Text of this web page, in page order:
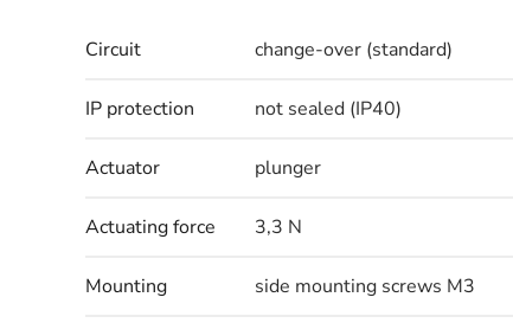
Circuit change-over (standard)
IP protection not sealed (IP40)
Actuator plunger
Actuating force 3,3 N
Mounting side mounting screws M3